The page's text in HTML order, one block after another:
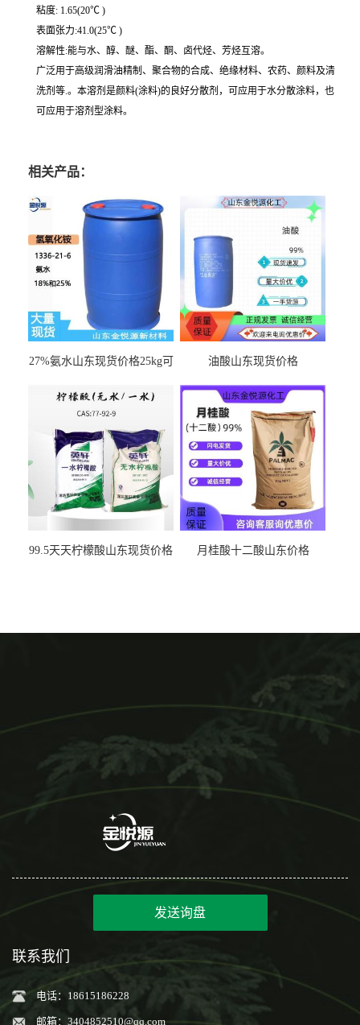
粘度: 1.65(20℃ )
表面张力:41.0(25℃ )
溶解性:能与水、醇、醚、酯、酮、卤代烃、芳烃互溶。
广泛用于高级润滑油精制、聚合物的合成、绝缘材料、农药、颜料及清
洗剂等.。本溶剂是颜料(涂料)的良好分散剂，可应用于水分散涂料，也
可应用于溶剂型涂料。
相关产品：
27%氨水山东现货价格25kg可
油酸山东现货价格
99.5天天柠檬酸山东现货价格 月桂酸十二酸山东价格
发送询盘
联系我们
电话：18615186228
邮箱： 3404852510@qq.com